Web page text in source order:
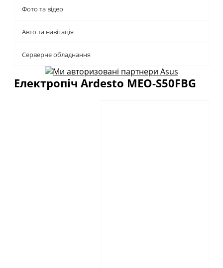
Фото та відео
Авто та навігація
Серверне обладнання
Електропіч Ardesto MEO-S50FBG